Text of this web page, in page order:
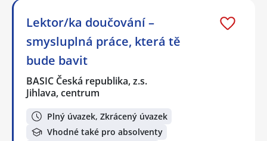
Lektor/ka doučování –
smysluplná práce, která tě
bude bavit
BASIC Česká republika, z.s.
Jihlava, centrum
Plný úvazek, Zkrácený úvazek
Vhodné také pro absolventy